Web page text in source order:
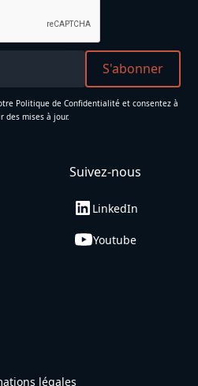
Politique de Confidentialité et consentez à
des mises à jour.
Suivez-nous
LinkedIn
Youtube
légales